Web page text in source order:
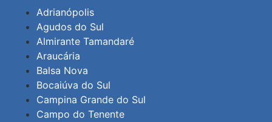
Adrianópolis
Agudos do Sul
Almirante Tamandaré
Araucária
Balsa Nova
Bocaiúva do Sul
Campina Grande do Sul
Campo do Tenente